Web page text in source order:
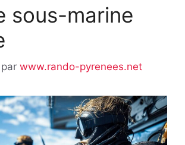
sous-marine
par www.rando-pyrenees.net